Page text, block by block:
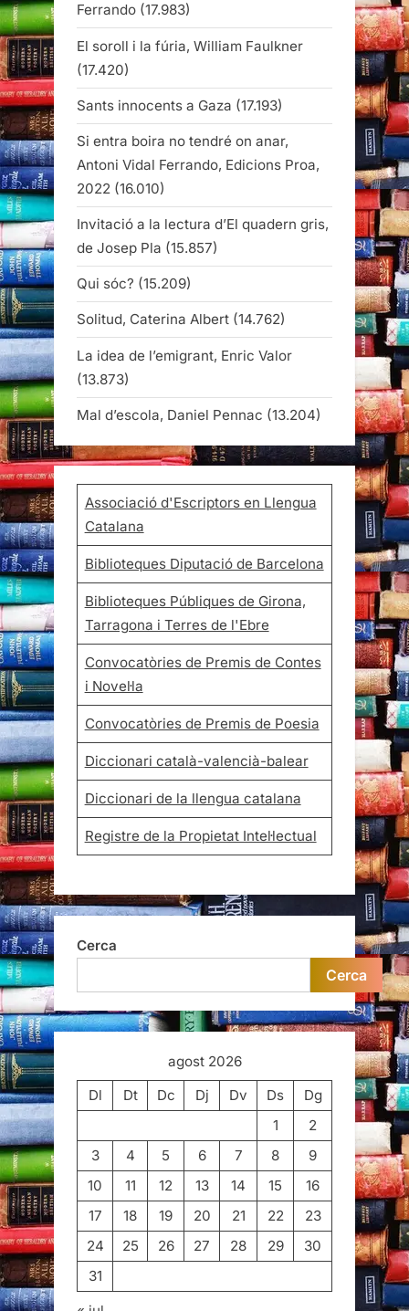
Ferrando (17.983)
El soroll i la fúria, William Faulkner
(17.420)
Sants innocents a Gaza (17.193)
Si entra boira no tendré on anar,
Antoni Vidal Ferrando, Edicions Proa,
2022 (16.010)
Invitació a la lectura d’El quadern gris,
de Josep Pla (15.857)
Qui sóc? (15.209)
Solitud, Caterina Albert (14.762)
La idea de l’emigrant, Enric Valor
(13.873)
Mal d’escola, Daniel Pennac (13.204)
Associació d'Escriptors en Llengua
Catalana
Biblioteques Diputació de Barcelona
Biblioteques Públiques de Girona,
Tarragona i Terres de l'Ebre
Convocatòries de Premis de Contes
i Novel·la
Convocatòries de Premis de Poesia
Diccionari català-valencià-balear
Diccionari de la llengua catalana
Registre de la Propietat Intel·lectual
Cerca
Cerca
agost 2026
Dl
Dt Dc Dj Dv Ds
Dg
1
2
3
4 5 6 7 8
9
10
11 12 13 14 15
16
17
18 19 20 21 22
23
24
25 26 27 28 29
30
31